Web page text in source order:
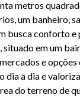
metros
um banheiro,
busca conforto
situado em um
e opções
dia a dia e
do terreno de